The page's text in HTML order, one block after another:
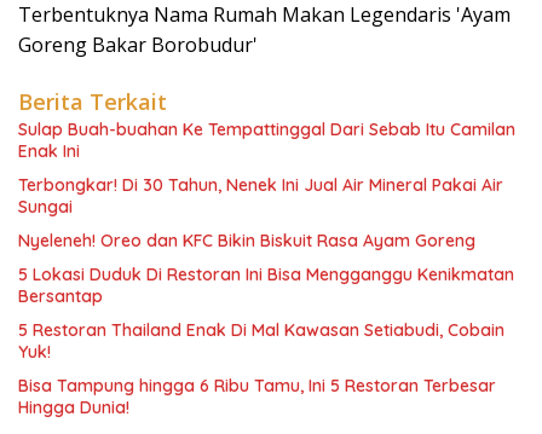
Terbentuknya Nama Rumah Makan Legendaris 'Ayam
Goreng Bakar Borobudur'
Berita Terkait
Sulap Buah-buahan Ke Tempattinggal Dari Sebab Itu Camilan
Enak Ini
Terbongkar! Di 30 Tahun, Nenek Ini Jual Air Mineral Pakai Air
Sungai
Nyeleneh! Oreo dan KFC Bikin Biskuit Rasa Ayam Goreng
5 Lokasi Duduk Di Restoran Ini Bisa Mengganggu Kenikmatan
Bersantap
5 Restoran Thailand Enak Di Mal Kawasan Setiabudi, Cobain
Yuk!
Bisa Tampung hingga 6 Ribu Tamu, Ini 5 Restoran Terbesar
Hingga Dunia!